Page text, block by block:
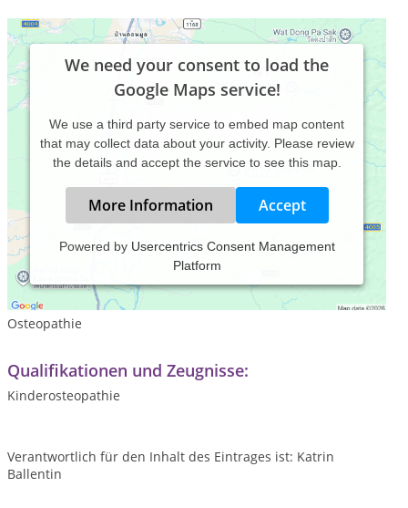
We need your consent to load the
Google Maps service!
We use a third party service to embed map content
that may collect data about your activity. Please review
the details and accept the service to see this map.
More Information Accept
Powered by Usercentrics Consent Management
Platform
Leistungsspektrum:
Traditionelle und komplementäre Medizin, Heilkunde
Osteopathie
Qualifikationen und Zeugnisse:
Kinderosteopathie
Verantwortlich für den Inhalt des Eintrages ist: Katrin
Ballentin